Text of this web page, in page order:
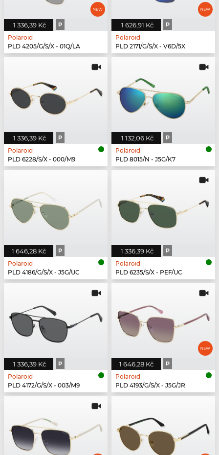
1 336,39 Kč P
Polaroid
PLD 4205/G/S/X - 01Q/LA
1 626,91 Kč P
Polaroid
PLD 2171/G/S/X - V6D/5X
1 336,39 Kč P
Polaroid
PLD 6228/S/X - 000/M9
1 132,06 Kč P
Polaroid
PLD 8015/N - J5G/K7
1 646,28 Kč P
Polaroid
PLD 4186/G/S/X - J5G/UC
1 336,39 Kč P
Polaroid
PLD 6235/S/X - PEF/UC
1 336,39 Kč P
Polaroid
PLD 4172/G/S/X - 003/M9
1 646,28 Kč P
Polaroid
PLD 4193/G/S/X - J5G/JR